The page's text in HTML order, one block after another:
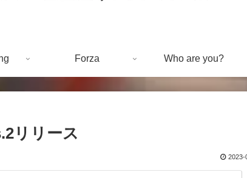
Forza Who are you?
リリース
2023-